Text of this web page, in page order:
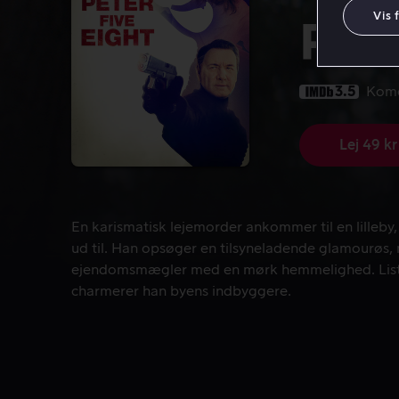
3.5
Lej 49 kr
En karismatisk lejemorder ankommer til en
En karismatisk lejemorder ankommer til en
ud til. Han opsøger en tilsyneladende
ejendomsmægler med en mørk hemmelighed.
charmerer han byens indbyggere.
Vis